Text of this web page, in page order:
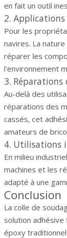
en fait un outil
2.
Pour les
navires. La
réparer les
l'environnement
3. Réparations
Au-delà des
réparations des
cassés, cet
amateurs de
4. Utilisations
En milieu
machines et les
adapté à une
Conclusion
La colle de
solution
époxy